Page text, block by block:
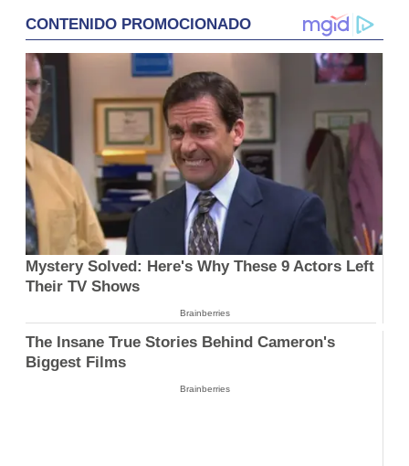
CONTENIDO PROMOCIONADO
Mystery Solved: Here's Why These 9 Actors Left
Their TV Shows
Brainberries
The Insane True Stories Behind Cameron's
Biggest Films
Brainberries